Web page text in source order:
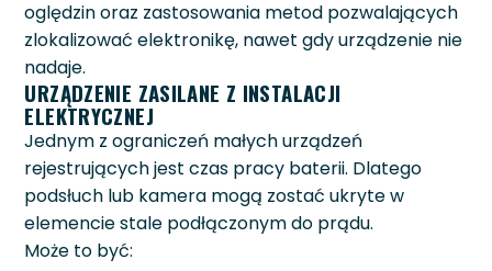
oględzin oraz zastosowania metod pozwalających
zlokalizować elektronikę, nawet gdy urządzenie nie
nadaje.
URZĄDZENIE ZASILANE Z INSTALACJI
ELEKTRYCZNEJ
Jednym z ograniczeń małych urządzeń
rejestrujących jest czas pracy baterii. Dlatego
podsłuch lub kamera mogą zostać ukryte w
elemencie stale podłączonym do prądu.
Może to być: